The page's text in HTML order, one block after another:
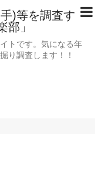
)等を調査す
部」
トです。気になる年
り調査します！！